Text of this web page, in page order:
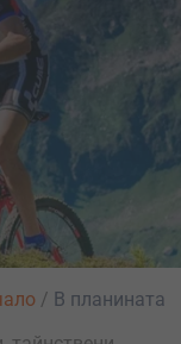
/ В планината